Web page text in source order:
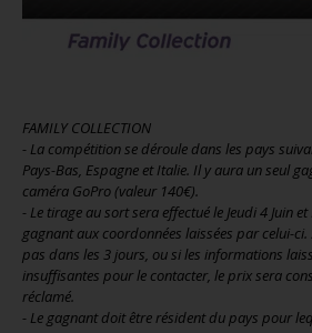
FAMILY COLLECTION
- La compétition se déroule dans les pays
Pays-Bas, Espagne et Italie. Il y aura un seul
caméra GoPro (valeur 140€).
- Le tirage au sort sera effectué le Jeudi 4 Juin
gagnant aux coordonnées laissées par celui-
pas dans les 3 jours, ou si les informations
insuffisantes pour le contacter, le prix sera
réclamé.
- Le gagnant doit être résident du pays pour